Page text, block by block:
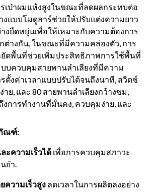
เป่าผมแห้งสูงในขณะที่ลดผลกระทบต่อ
งแบบโมดูลาร์ช่วยให้ปรับแต่งความยาว
งยืดหยุ่นเพื่อให้เหมาะกับความต้องการ
ต่างกัน, ในขณะที่มีความคล่องตัว, การ
ดพื้นที่ช่วยเพิ่มประสิทธิภาพการใช้พื้นที่
บบควบคุมสายพานลำเลียงที่มีความ
ตั้งค่าเวลาแบบปรับได้จนถึงนาที, สวิตช์
ย, และ 80 สายพานลำเลียงกว้างซม,
งการทำงานที่มั่นคง, ควบคุมง่าย, และ
ณฑ์:
ความเร็วได้ เพื่อการควบคุมสภาวะ
ยำ.
ความเร็วสูง ลดเวลาในการผลิตลงอย่าง